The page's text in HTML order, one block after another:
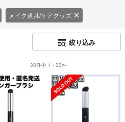
メイク道具/ケアグッズ
絞り込み
33件中 1 - 33件